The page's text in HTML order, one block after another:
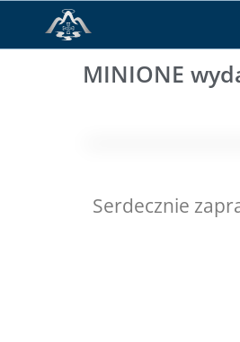
MINIONE
Serdecznie